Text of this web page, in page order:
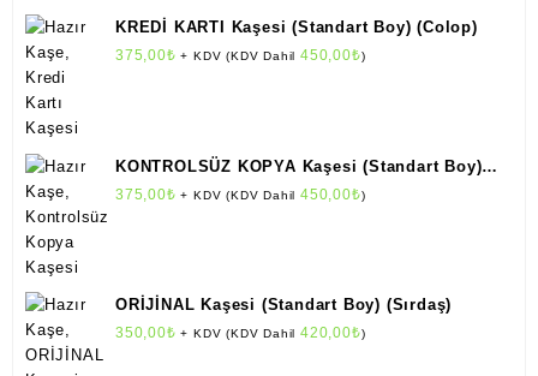
KREDİ KARTI Kaşesi (Standart Boy) (Colop)
375,00₺ + KDV (KDV Dahil450,00₺)
KONTROLSÜZ KOPYA Kaşesi (Standart Boy)
(Colop)
375,00₺ + KDV (KDV Dahil450,00₺)
ORİJİNAL Kaşesi (Standart Boy) (Sırdaş)
350,00₺ + KDV (KDV Dahil420,00₺)